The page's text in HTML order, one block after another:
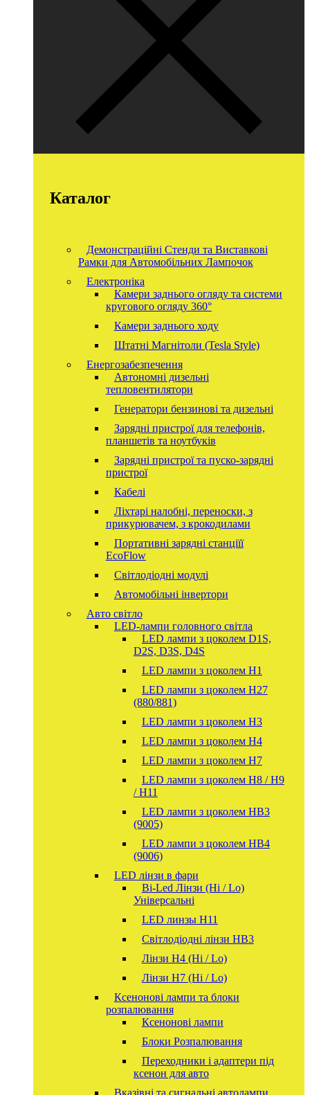
Каталог
Демонстраційні Стенди та Виставкові
Рамки для Автомобільних Лампочок
Електроніка
Камери заднього огляду та системи
кругового огляду 360°
Камери заднього ходу
Штатні Магнітоли (Tesla Style)
Енергозабезпечення
Автономні дизельні
тепловентилятори
Генератори бензинові та дизельні
Зарядні пристрої для телефонів,
планшетів та ноутбуків
Зарядні пристрої та пуско-зарядні
пристрої
Кабелі
Ліхтарі налобні, переноски, з
прикурювачем, з крокодилами
Портативні зарядні станціїї
EcoFlow
Світлодіодні модулі
Автомобільні інвертори
Авто світло
LED-лампи головного світла
LED лампи з цоколем D1S,
D2S, D3S, D4S
LED лампи з цоколем H1
LED лампи з цоколем H27
(880/881)
LED лампи з цоколем H3
LED лампи з цоколем H4
LED лампи з цоколем H7
LED лампи з цоколем H8 / H9
/ H11
LED лампи з цоколем HB3
(9005)
LED лампи з цоколем HB4
(9006)
LED лінзи в фари
Bi-Led Лінзи (Hi / Lo)
Універсальні
LED линзы H11
Світлодіодні лінзи HB3
Лінзи Н4 (Hi / Lo)
Лінзи Н7 (Hi / Lo)
Ксенонові лампи та блоки
розпалювання
Ксенонові лампи
Блоки Розпалювання
Переходники і адаптери під
ксенон для авто